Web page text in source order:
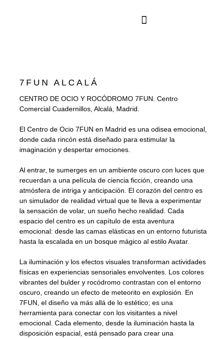
7FUN ALCALÁ
CENTRO DE OCIO Y ROCÓDROMO 7FUN. Centro
Comercial Cuadernillos, Alcalá, Madrid.
El Centro de Ocio 7FUN en Madrid es una odisea emocional,
donde cada rincón está diseñado para estimular la
imaginación y despertar emociones.
Al entrar, te sumerges en un ambiente oscuro con luces que
recuerdan a una película de ciencia ficción, creando una
atmósfera de intriga y anticipación. El corazón del centro es
un simulador de realidad virtual que te lleva a experimentar
la sensación de volar, un sueño hecho realidad. Cada
espacio del centro es un capítulo de esta aventura
emocional: desde las camas elásticas en un entorno futurista
hasta la escalada en un bosque mágico al estilo Avatar.
La iluminación y los efectos visuales transforman actividades
físicas en experiencias sensoriales envolventes. Los colores
vibrantes del bulder y rocódromo contrastan con el entorno
oscuro, creando un efecto de meteorito en explosión. En
7FUN, el diseño va más allá de lo estético; es una
herramienta para conectar con los visitantes a nivel
emocional. Cada elemento, desde la iluminación hasta la
disposición espacial, está pensado para crear una